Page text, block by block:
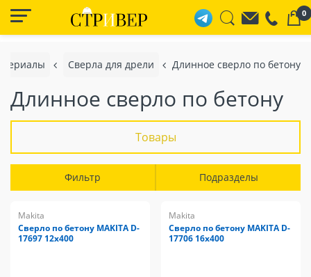
0
Сверла для дрели Длинное сверло по бетону
Длинное сверло по бетону
Товары
Фильтр Подразделы
Makita
Сверло по бетону MAKITA D-
17697 12x400
Makita
Сверло по бетону MAKITA D-
17706 16x400